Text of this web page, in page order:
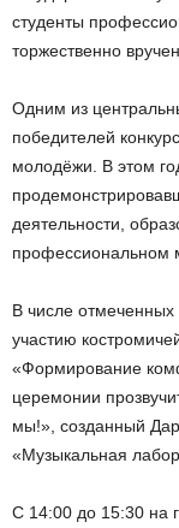
студенты
торжественно
Одним из
победителей
молодёжи. В этом
деятельности,
профессиональном
В числе
участию
«Формирование
церемонии
мы!», созданный
«Музыкальная
С 14:00 до 15:30 на